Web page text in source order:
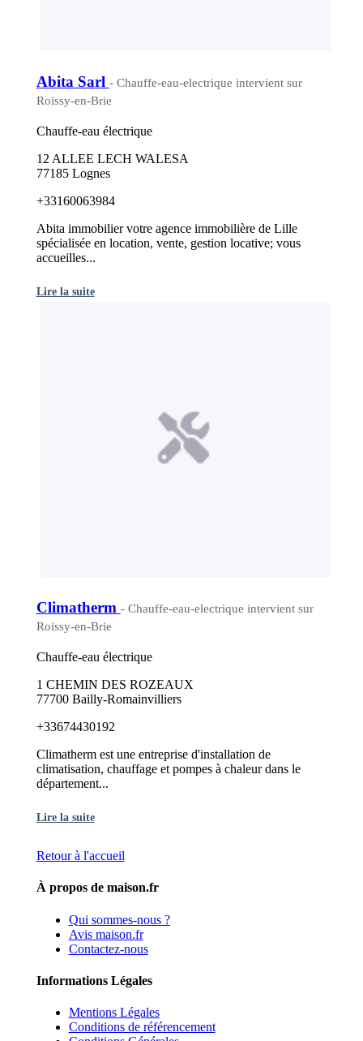
Abita Sarl - Chauffe-eau-electrique intervient sur
Roissy-en-Brie
Chauffe-eau électrique
12 ALLEE LECH WALESA
77185 Lognes
+33160063984
Abita immobilier votre agence immobilière de Lille
spécialisée en location, vente, gestion locative; vous
accueilles...
Lire la suite
Climatherm - Chauffe-eau-electrique intervient sur
Roissy-en-Brie
Chauffe-eau électrique
1 CHEMIN DES ROZEAUX
77700 Bailly-Romainvilliers
+33674430192
Climatherm est une entreprise d'installation de
climatisation, chauffage et pompes à chaleur dans le
département...
Lire la suite
Retour à l'accueil
À propos de maison.fr
Qui sommes-nous ?
Avis maison.fr
Contactez-nous
Informations Légales
Mentions Légales
Conditions de référencement